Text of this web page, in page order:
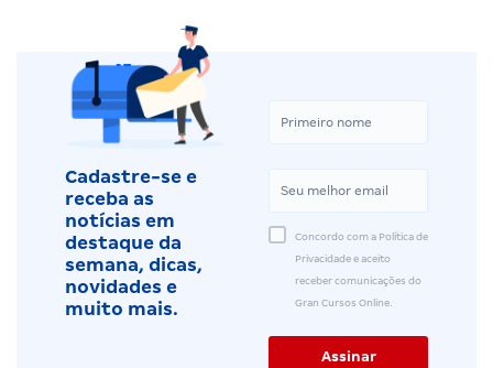
Cadastre-se e
receba as
notícias em
destaque da
semana, dicas,
novidades e
muito mais.
Concordo com a Política de
Privacidade e aceito
receber comunicações do
Gran Cursos Online.